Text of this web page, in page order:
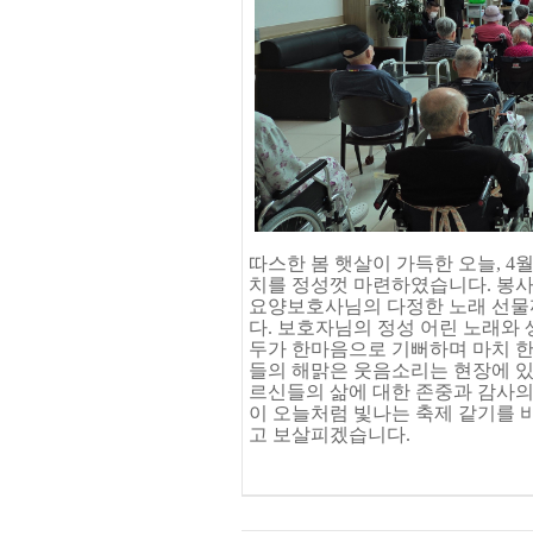
따스한 봄 햇살이 가득한 오늘, 4
치를 정성껏 마련하였습니다. 봉
요양보호사님의 다정한 노래 선
다. 보호자님의 정성 어린 노래와
두가 한마음으로 기뻐하며 마치
들의 해맑은 웃음소리는 현장에
르신들의 삶에 대한 존중과 감사
이 오늘처럼 빛나는 축제 같기를
고 보살피겠습니다.